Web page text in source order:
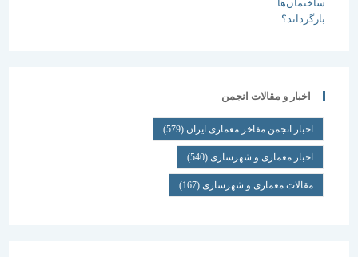
اخبار و مقالات انجمن
اخبار انجمن مفاخر معماری ایران (579)
اخبار معماری و شهرسازی(540)
مقالات معماری و شهرسازی(167)